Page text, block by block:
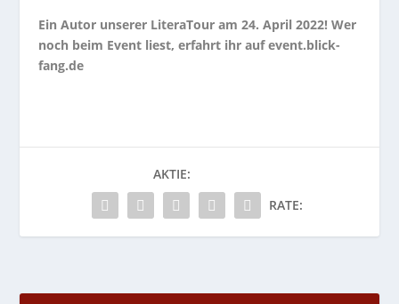
Ein Autor unserer LiteraTour am 24. April 2022! Wer
noch beim Event liest, erfahrt ihr aufevent.blick-
fang.de
AKTIE:
RATE: